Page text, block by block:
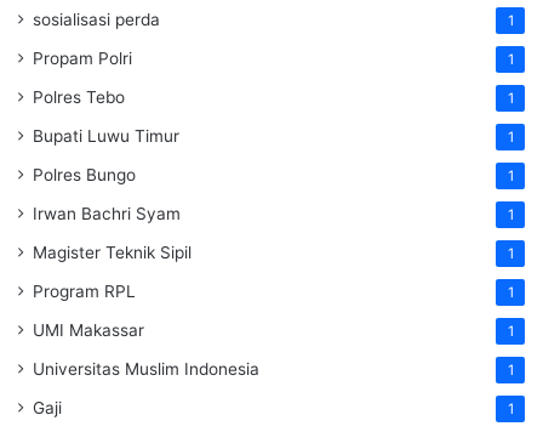
sosialisasi perda 1
Propam Polri 1
Polres Tebo 1
Bupati Luwu Timur 1
Polres Bungo 1
Irwan Bachri Syam 1
Magister Teknik Sipil 1
Program RPL 1
UMI Makassar 1
Universitas Muslim Indonesia 1
Gaji 1